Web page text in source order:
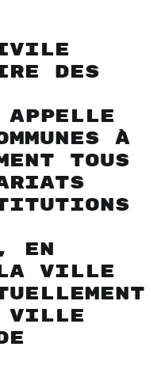
des
à
tous
en
ville
ville